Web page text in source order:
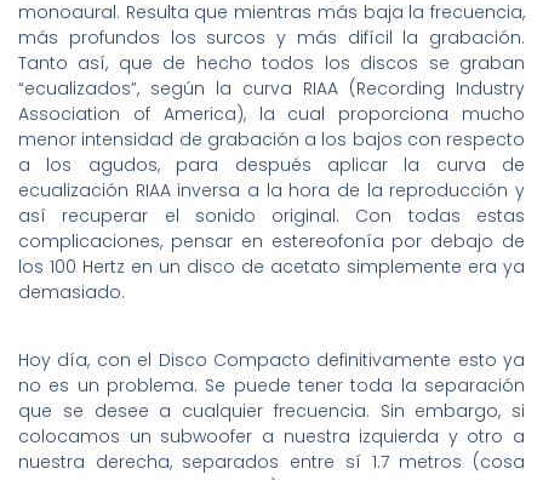
monoaural. Resulta que mientras más baja la frecuencia,
más profundos los surcos y más difícil la grabación.
Tanto así, que de hecho todos los discos se graban
“ecualizados”, según la curva RIAA (Recording Industry
Association of America), la cual proporciona mucho
menor intensidad de grabación a los bajos con respecto
a los agudos, para después aplicar la curva de
ecualización RIAA inversa a la hora de la reproducción y
así recuperar el sonido original. Con todas estas
complicaciones, pensar en estereofonía por debajo de
los 100 Hertz en un disco de acetato simplemente era ya
demasiado.
Hoy día, con el Disco Compacto definitivamente esto ya
no es un problema. Se puede tener toda la separación
que se desee a cualquier frecuencia. Sin embargo, si
colocamos un subwoofer a nuestra izquierda y otro a
nuestra derecha, separados entre sí 1.7 metros (cosa